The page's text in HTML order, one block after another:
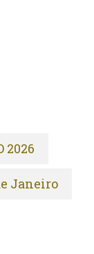
2026
Janeiro